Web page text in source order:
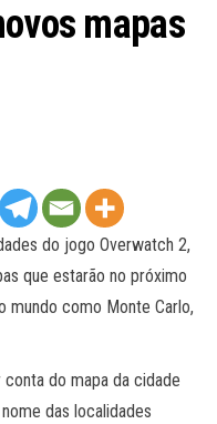
mapas
do jogo Overwatch 2,
que estarão no próximo
mundo como Monte Carlo,
do mapa da cidade
das localidades